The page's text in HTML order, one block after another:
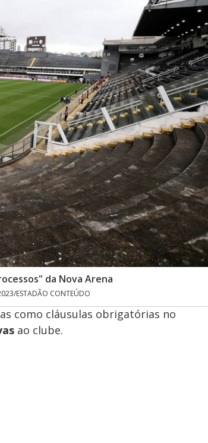
da Nova Arena
ESTADÃO CONTEÚDO
como cláusulas obrigatórias no
ao clube.